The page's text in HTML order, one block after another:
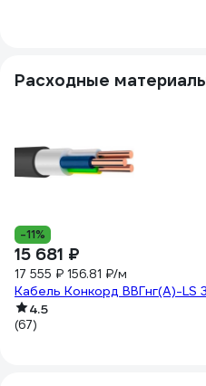
Расходные
-11%
15 681 ₽
17 555 ₽ 156.81 ₽/м
Кабель Конкорд ВВГнг(А)-
4.5
(67)